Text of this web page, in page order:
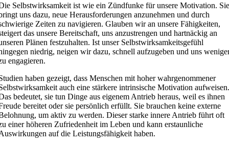
Selbstwirksamkeit ist wie ein Zündfunke für unsere Motivation.
uns dazu, neue Herausforderungen anzunehmen und durch
Zeiten zu navigieren. Glauben wir an unsere Fähigkeiten,
das unsere Bereitschaft, uns anzustrengen und hartnäckig an
Plänen festzuhalten. Ist unser Selbstwirksamkeitsgefühl
niedrig, neigen wir dazu, schnell aufzugeben und uns
engagieren.
haben gezeigt, dass Menschen mit hoher wahrgenommener
auch eine stärkere intrinsische Motivation
bedeutet, sie tun Dinge aus eigenem Antrieb heraus, weil es ihnen
bereitet oder sie persönlich erfüllt. Sie brauchen keine externe
um aktiv zu werden. Dieser starke innere Antrieb führt oft
einer höheren Zufriedenheit im Leben und kann erstaunliche
auf die Leistungsfähigkeit haben.